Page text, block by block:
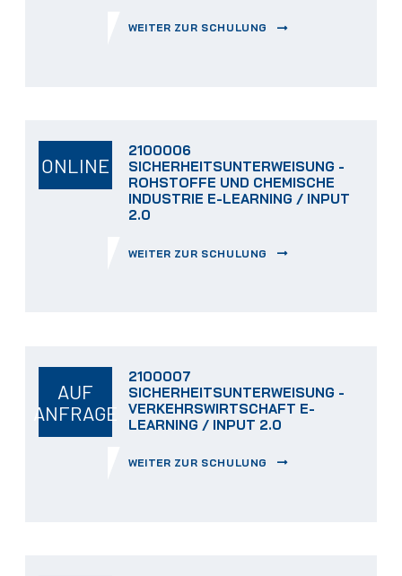
WEITER ZUR SCHULUNG
ONLINE
2100006
SICHERHEITSUNTERWEISUNG -
ROHSTOFFE UND CHEMISCHE
INDUSTRIE E-LEARNING / INPUT
2.0
WEITER ZUR SCHULUNG
AUF
ANFRAGE
2100007
SICHERHEITSUNTERWEISUNG -
VERKEHRSWIRTSCHAFT E-
LEARNING / INPUT 2.0
WEITER ZUR SCHULUNG